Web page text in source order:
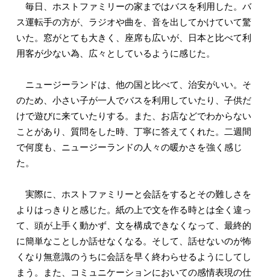
毎日、ホストファミリーの家まではバスを利用した。バ
ス運転手の方が、ラジオや曲を、音を出してかけていて驚
いた。窓がとても大きく、座席も広いが、日本と比べて利
用客が少ない為、広々としているように感じた。
ニュージーランドは、他の国と比べて、治安がいい。そ
のため、小さい子が一人でバスを利用していたり、子供だ
けで遊びに来ていたりする。また、お店などでわからない
ことがあり、質問をした時、丁寧に答えてくれた。二週間
で何度も、ニュージーランドの人々の暖かさを強く感じ
た。
実際に、ホストファミリーと会話をするとその難しさを
よりはっきりと感じた。紙の上で文を作る時とは全く違っ
て、頭が上手く動かず、文を構成できなくなって、最終的
に簡単なことしか話せなくなる。そして、話せないのが怖
くなり無意識のうちに会話を早く終わらせるようにしてし
まう。また、コミュニケーションにおいての感情表現の仕